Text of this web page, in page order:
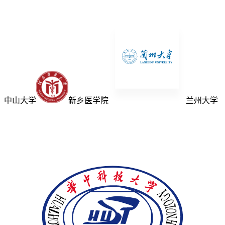
中山大学 新乡医学院 兰州大学